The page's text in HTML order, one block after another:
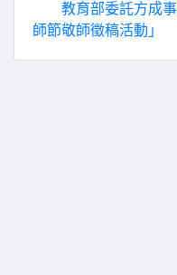
教育部委託方成
師節敬師徵稿活動」